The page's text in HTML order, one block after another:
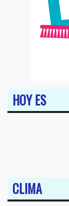
HOY ES
CLIMA